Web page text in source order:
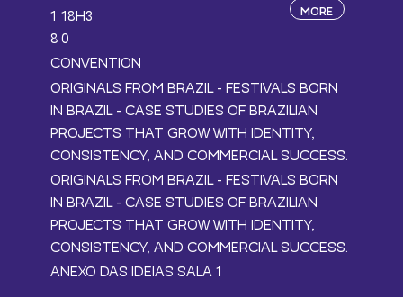
1
8
18H3
0
MORE
CONVENTION
ORIGINALS FROM BRAZIL - FESTIVALS BORN
IN BRAZIL - CASE STUDIES OF BRAZILIAN
PROJECTS THAT GROW WITH IDENTITY,
CONSISTENCY, AND COMMERCIAL SUCCESS.
ORIGINALS FROM BRAZIL - FESTIVALS BORN
IN BRAZIL - CASE STUDIES OF BRAZILIAN
PROJECTS THAT GROW WITH IDENTITY,
CONSISTENCY, AND COMMERCIAL SUCCESS.
ANEXO DAS IDEIAS SALA 1